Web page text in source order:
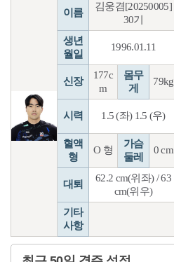
이름
김웅겸[20250005]
30기
생년
월일
1996.01.11
신장
177c
m
몸무
게
79kg
시력 1.5 (좌) 1.5 (우)
혈액
형
O 형
가슴
둘레
0 cm
대퇴
62.2 cm(위좌) / 63
cm(위우)
기타
사항